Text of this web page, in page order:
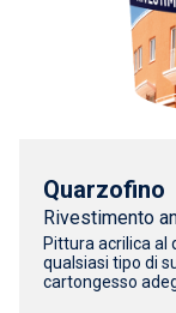
Quarzofino
Rivestimento
Pittura acrilica al
qualsiasi tipo di
cartongesso